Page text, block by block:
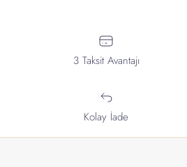
3 Taksit Avantajı
Kolay İade